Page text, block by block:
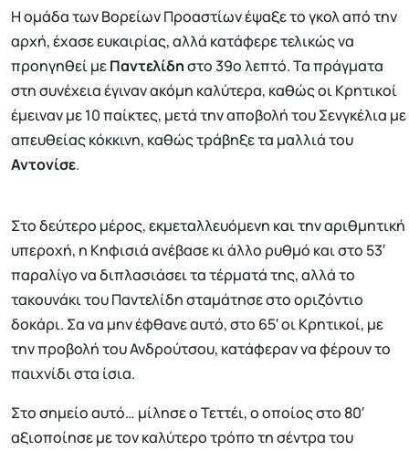
Η ομάδα των Βορείων Προαστίων έψαξε το γκολ από την
αρχή, έχασε ευκαιρίας, αλλά κατάφερε τελικώς να
προηγηθεί μεΠαντελίδηστο 39ο λεπτό. Τα πράγματα
στη συνέχεια έγιναν ακόμη καλύτερα, καθώς οι Κρητικοί
έμειναν με 10 παίκτες, μετά την αποβολή του Σενγκέλια με
απευθείας κόκκινη, καθώς τράβηξε τα μαλλιά του
Αντονίσε.
Στο δεύτερο μέρος, εκμεταλλευόμενη και την αριθμητική
υπεροχή, η Κηφισιά ανέβασε κι άλλο ρυθμό και στο 53′
παραλίγο να διπλασιάσει τα τέρματά της, αλλά το
τακουνάκι του Παντελίδη σταμάτησε στο οριζόντιο
δοκάρι. Σα να μην έφθανε αυτό, στο 65′ οι Κρητικοί, με
την προβολή του Ανδρούτσου, κατάφεραν να φέρουν το
παιχνίδι στα ίσια.
Στο σημείο αυτό… μίλησε ο Τεττέι, ο οποίος στο 80′
αξιοποίησε με τον καλύτερο τρόπο τη σέντρα του